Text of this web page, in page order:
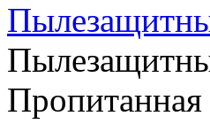
Пропитанная